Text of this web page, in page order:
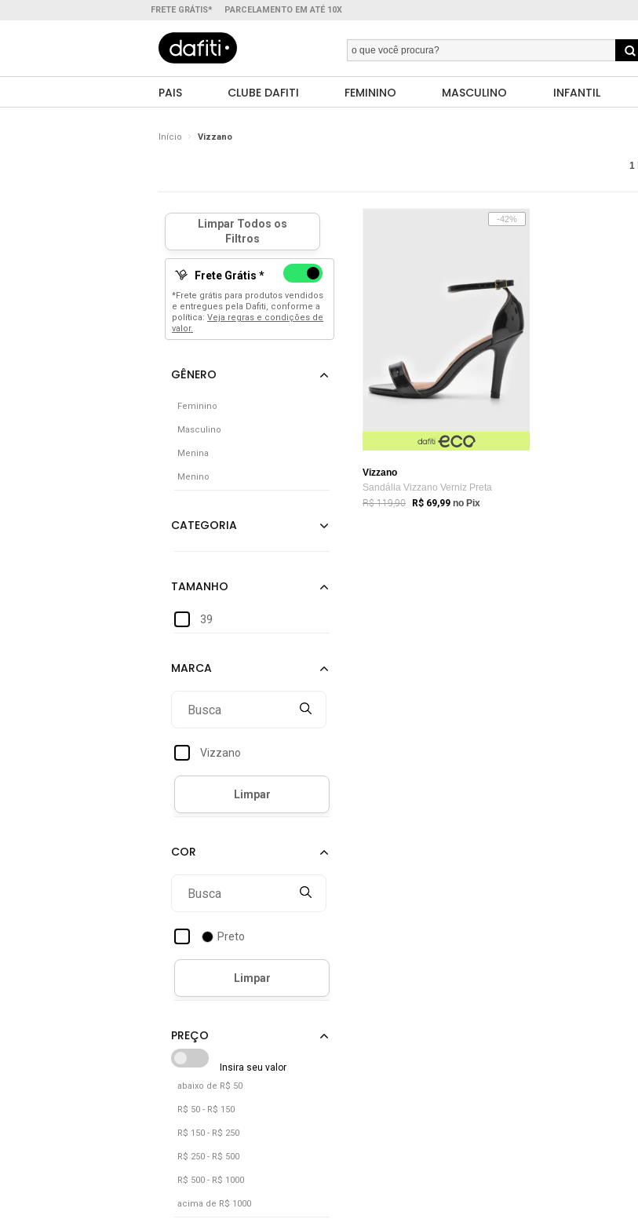
FRETE GRÁTIS* PARCELAMENTO EM ATÉ 10X
PAIS CLUBE DAFITI FEMININO MASCULINO INFANTIL
Início Vizzano
1
Frete Grátis *
*Frete grátis para produtos vendidos
e entregues pela Dafiti, conforme a
política: Veja regras e condições de
valor.
Feminino
Masculino
Menina
Menino
39
Vizzano
Preto
abaixo de R$ 50
R$ 50 - R$ 150
R$ 150 - R$ 250
R$ 250 - R$ 500
R$ 500 - R$ 1000
acima de R$ 1000
-42%
Vizzano
Sandália Vizzano Verniz Preta
R$ 119,90 R$ 69,99 no Pix